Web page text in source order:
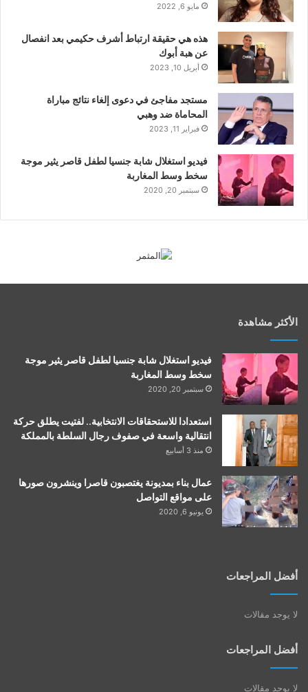
مايو 6, 2022
هذه هي حقيقة ارتباط أشرف حكيمي بعد انفصال
عن هبة أبوك
أبريل 10, 2023
مستجد مفاجئ في دعوى إلغاء نتائج مباراة
المحاماة ضد وهبي
فبراير 11, 2023
فيديو استغلال شابة جنسيا لطفل قاصر يثير موجة
سخط وسط المغاربة
سبتمبر 20, 2020
الأكثر مشاهدة
فيديو استغلال شابة جنسيا لطفل قاصر يثير موجة
سخط وسط المغاربة
سبتمبر 20, 2020
استعدادا للاستحقاقات الانتخابية.. لفتيت يطلق حركة
انتقالية واسعة في صفوف رجال السلطة بالمملكة
منذ 3 أسابيع
عمال بناء بمديونة يغتصبون قاصرا وينشرون صورها
على مواقع التواصل
يونيو 6, 2020
أفضل المراجعات
لا يوجد مقالات
أفضل المراجعات
لا يوجد مقالات